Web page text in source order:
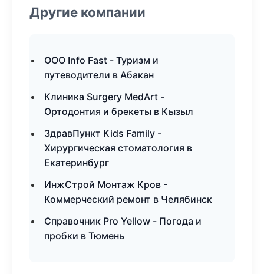
Другие компании
ООО Info Fast - Туризм и
путеводители в Абакан
Клиника Surgery MedArt -
Ортодонтия и брекеты в Кызыл
ЗдравПункт Kids Family -
Хирургическая стоматология в
Екатеринбург
ИнжСтрой Монтаж Кров -
Коммерческий ремонт в Челябинск
Справочник Pro Yellow - Погода и
пробки в Тюмень